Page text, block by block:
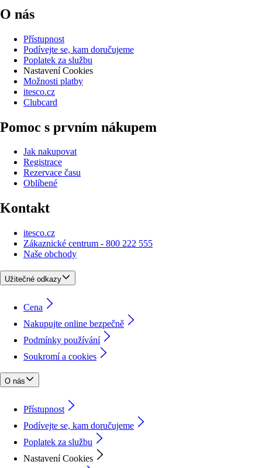
O nás
Přístupnost
Podívejte se, kam doručujeme
Poplatek za službu
Nastavení Cookies
Možnosti platby
itesco.cz
Clubcard
Pomoc s prvním nákupem
Jak nakupovat
Registrace
Rezervace času
Oblíbené
Kontakt
itesco.cz
Zákaznické centrum - 800 222 555
Naše obchody
Užitečné odkazy
Cena
Nakupujte online bezpečně
Podmínky používání
Soukromí a cookies
O nás
Přístupnost
Podívejte se, kam doručujeme
Poplatek za službu
Nastavení Cookies